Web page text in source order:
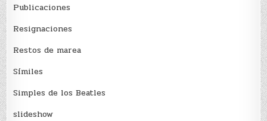
Publicaciones
Resignaciones
Restos de marea
Sí­miles
Simples de los Beatles
slideshow